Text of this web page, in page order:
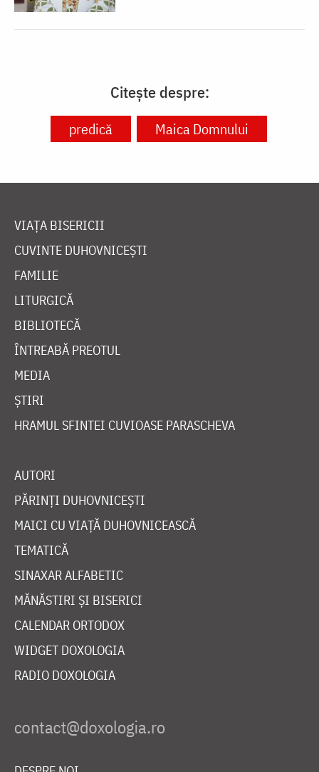
Citește despre:
predică Maica Domnului
VIAȚA BISERICII
CUVINTE DUHOVNICEȘTI
FAMILIE
LITURGICĂ
BIBLIOTECĂ
ÎNTREABĂ PREOTUL
MEDIA
ȘTIRI
HRAMUL SFINTEI CUVIOASE PARASCHEVA
AUTORI
PĂRINȚI DUHOVNICEȘTI
MAICI CU VIAȚĂ DUHOVNICEASCĂ
TEMATICĂ
SINAXAR ALFABETIC
MĂNĂSTIRI ȘI BISERICI
CALENDAR ORTODOX
WIDGET DOXOLOGIA
RADIO DOXOLOGIA